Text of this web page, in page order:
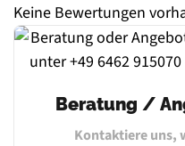
Keine Bewertungen
Beratung /
Kontaktiere uns,